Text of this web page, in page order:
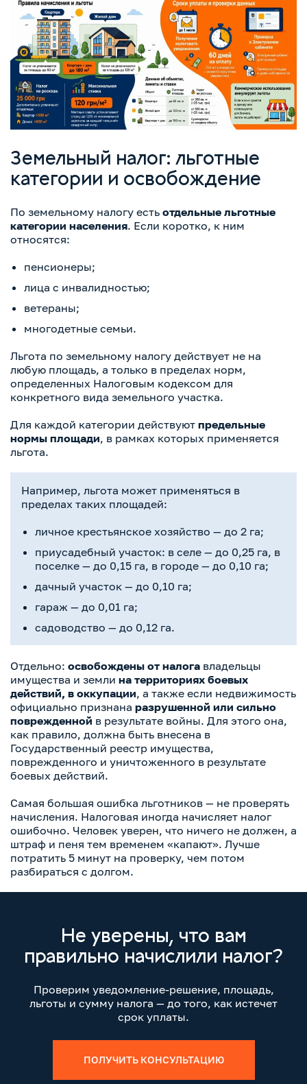
Земельный налог: льготные
категории и освобождение
По земельному налогу есть отдельные льготные
категории населения. Если коротко, к ним
относятся:
пенсионеры;
лица с инвалидностью;
ветераны;
многодетные семьи.
Льгота по земельному налогу действует не на
любую площадь, а только в пределах норм,
определенных Налоговым кодексом для
конкретного вида земельного участка.
Для каждой категории действуют предельные
нормы площади, в рамках которых применяется
льгота.
Например, льгота может применяться в
пределах таких площадей:
личное крестьянское хозяйство — до 2 га;
приусадебный участок: в селе — до 0,25 га, в
поселке — до 0,15 га, в городе — до 0,10 га;
дачный участок — до 0,10 га;
гараж — до 0,01 га;
садоводство — до 0,12 га.
Отдельно: освобождены от налога владельцы
имущества и земли на территориях боевых
действий, в оккупации, а также если недвижимость
официально признана разрушенной или сильно
поврежденной в результате войны. Для этого она,
как правило, должна быть внесена в
Государственный реестр имущества,
поврежденного и уничтоженного в результате
боевых действий.
Самая большая ошибка льготников — не проверять
начисления. Налоговая иногда начисляет налог
ошибочно. Человек уверен, что ничего не должен, а
штраф и пеня тем временем «капают». Лучше
потратить 5 минут на проверку, чем потом
разбираться с долгом.
Не уверены, что вам
правильно начислили налог?
Проверим уведомление-решение, площадь,
льготы и сумму налога — до того, как истечет
срок уплаты.
ПОЛУЧИТЬ КОНСУЛЬТАЦИЮ